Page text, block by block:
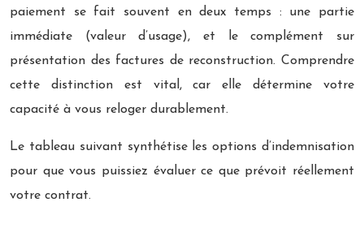
paiement se fait souvent en deux temps : une partie
immédiate (valeur d’usage), et le complément sur
présentation des factures de reconstruction. Comprendre
cette distinction est vital, car elle détermine votre
capacité à vous reloger durablement.
Le tableau suivant synthétise les options d’indemnisation
pour que vous puissiez évaluer ce que prévoit réellement
votre contrat.